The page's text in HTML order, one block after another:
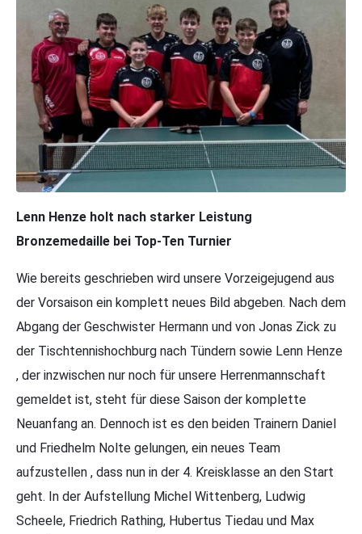
Lenn Henze holt nach starker Leistung
Bronzemedaille bei Top-Ten Turnier
Wie bereits geschrieben wird unsere Vorzeigejugend aus
der Vorsaison ein komplett neues Bild abgeben. Nach dem
Abgang der Geschwister Hermann und von Jonas Zick zu
der Tischtennishochburg nach Tündern sowie Lenn Henze
, der inzwischen nur noch für unsere Herrenmannschaft
gemeldet ist, steht für diese Saison der komplette
Neuanfang an. Dennoch ist es den beiden Trainern Daniel
und Friedhelm Nolte gelungen, ein neues Team
aufzustellen , dass nun in der 4. Kreisklasse an den Start
geht. In der Aufstellung Michel Wittenberg, Ludwig
Scheele, Friedrich Rathing, Hubertus Tiedau und Max